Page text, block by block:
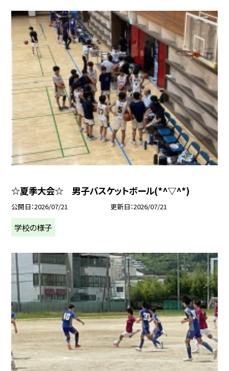
☆夏季大会☆ 男子バスケットボール(*^▽^*)
公開日 2026/07/21 更新日 2026/07/21
学校の様子